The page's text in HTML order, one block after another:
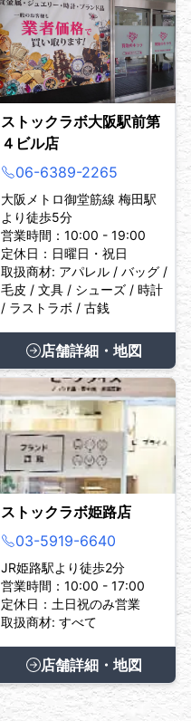
ストックラボ大阪駅前第
４ビル店
06-6389-2265
大阪メトロ御堂筋線 梅田駅
より徒歩5分
営業時間：10:00 - 19:00
定休日：日曜日・祝日
取扱商材: アパレル / バッグ /
毛皮 / 文具 / シューズ / 時計
/ ラストラボ / 古銭
店舗詳細・地図
ストックラボ姫路店
03-5919-6640
JR姫路駅より徒歩2分
営業時間：10:00 - 17:00
定休日：土日祝のみ営業
取扱商材: すべて
店舗詳細・地図